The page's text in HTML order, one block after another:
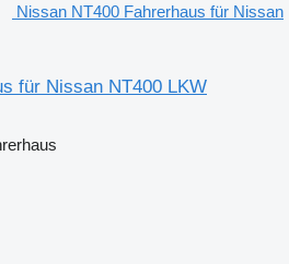
Nissan NT400 Fahrerhaus für Nissan
für Nissan NT400 LKW